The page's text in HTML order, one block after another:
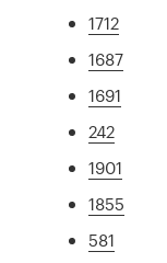
1712
1687
1691
242
1901
1855
581